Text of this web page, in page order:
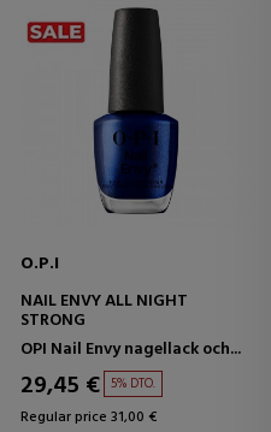
O.P.I
NAIL ENVY ALL NIGHT
STRONG
OPI Nail Envy nagellack och...
29,45 € 5% DTO.
Regular price 31,00 €